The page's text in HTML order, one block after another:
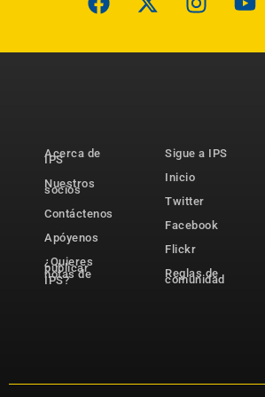
Acerca de
IPS
Nuestros
socios
Contáctenos
Apóyenos
¿Quieres
publicar
notas de
IPS?
Sigue a IPS
Inicio
Twitter
Facebook
Flickr
Reglas de
comunidad